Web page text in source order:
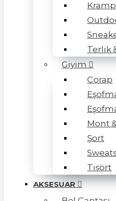
Terlik
Giyim
Çorap
Mont
Şort
Tişört
AKSESUAR